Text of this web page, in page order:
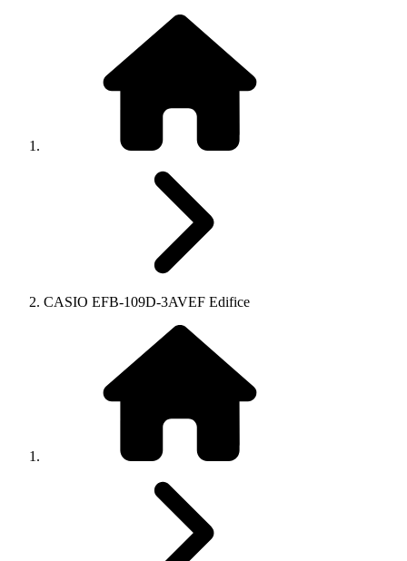
CASIO EFB-109D-3AVEF Edifice